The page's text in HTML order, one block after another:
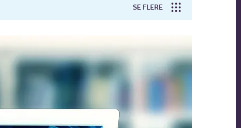
SE FLERE
Arbejdsmiljø
Forskning